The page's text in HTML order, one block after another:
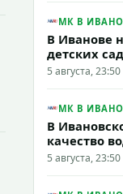
МК В
В Иванове
детских
5 августа, 23:50
МК В
В
качество
5 августа, 23:50